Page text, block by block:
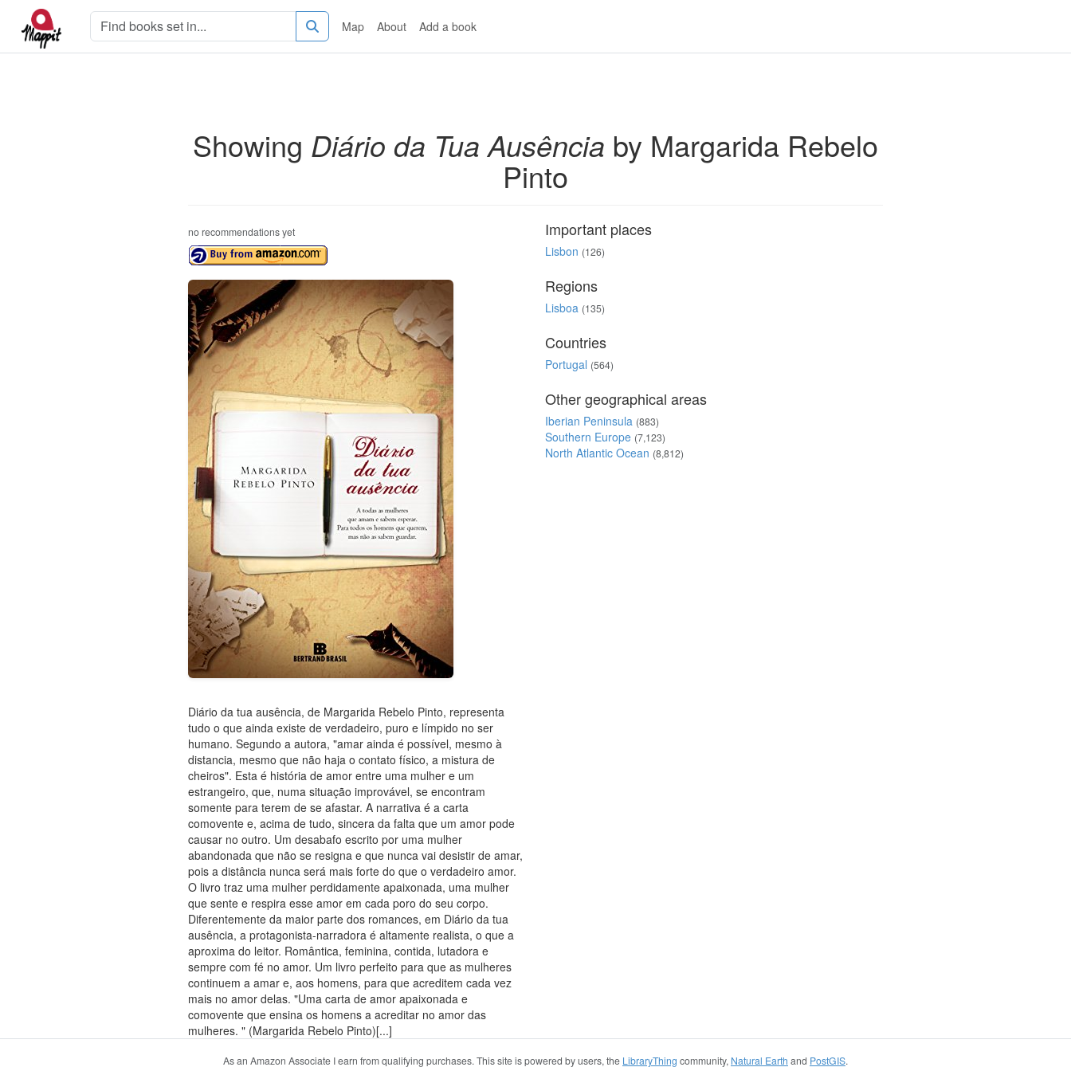
Map About Add a book
Showing Diário da Tua Ausência by Margarida Rebelo
Pinto
no recommendations yet
Diário da tua ausência, de Margarida Rebelo Pinto, representa
tudo o que ainda existe de verdadeiro, puro e límpido no ser
humano. Segundo a autora, "amar ainda é possível, mesmo à
distancia, mesmo que não haja o contato físico, a mistura de
cheiros". Esta é história de amor entre uma mulher e um
estrangeiro, que, numa situação improvável, se encontram
somente para terem de se afastar. A narrativa é a carta
comovente e, acima de tudo, sincera da falta que um amor pode
causar no outro. Um desabafo escrito por uma mulher
abandonada que não se resigna e que nunca vai desistir de amar,
pois a distância nunca será mais forte do que o verdadeiro amor.
O livro traz uma mulher perdidamente apaixonada, uma mulher
que sente e respira esse amor em cada poro do seu corpo.
Diferentemente da maior parte dos romances, em Diário da tua
ausência, a protagonista-narradora é altamente realista, o que a
aproxima do leitor. Romântica, feminina, contida, lutadora e
sempre com fé no amor. Um livro perfeito para que as mulheres
continuem a amar e, aos homens, para que acreditem cada vez
mais no amor delas. "Uma carta de amor apaixonada e
comovente que ensina os homens a acreditar no amor das
mulheres. " (Margarida Rebelo Pinto)[...]
Important places
Lisbon (126)
Regions
Lisboa (135)
Countries
Portugal (564)
Other geographical areas
Iberian Peninsula (883)
Southern Europe (7,123)
North Atlantic Ocean (8,812)
As an Amazon Associate I earn from qualifying purchases. This site is powered by users, the LibraryThing community, Natural Earth and PostGIS.